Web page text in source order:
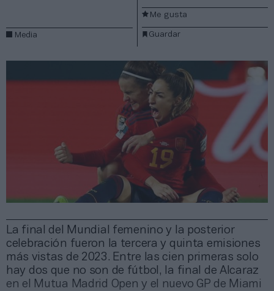
La final del Mundial femenino y la posterior
celebración fueron la tercera y quinta emisiones
más vistas de 2023. Entre las cien primeras solo
hay dos que no son de fútbol, la final de Alcaraz
en el Mutua Madrid Open y el nuevo GP de Miami
Media Guardar
Me gusta